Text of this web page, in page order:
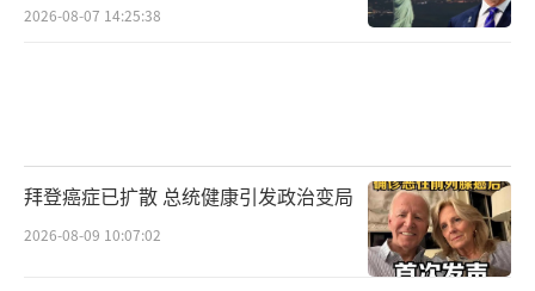
2026-08-07 14:25:38
拜登癌症已扩散 总统健康引发政治变局
2026-08-09 10:07:02